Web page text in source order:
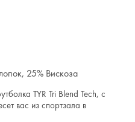
25% Вискоза
TYR Tri Blend Tech, с
вас из спортзала в